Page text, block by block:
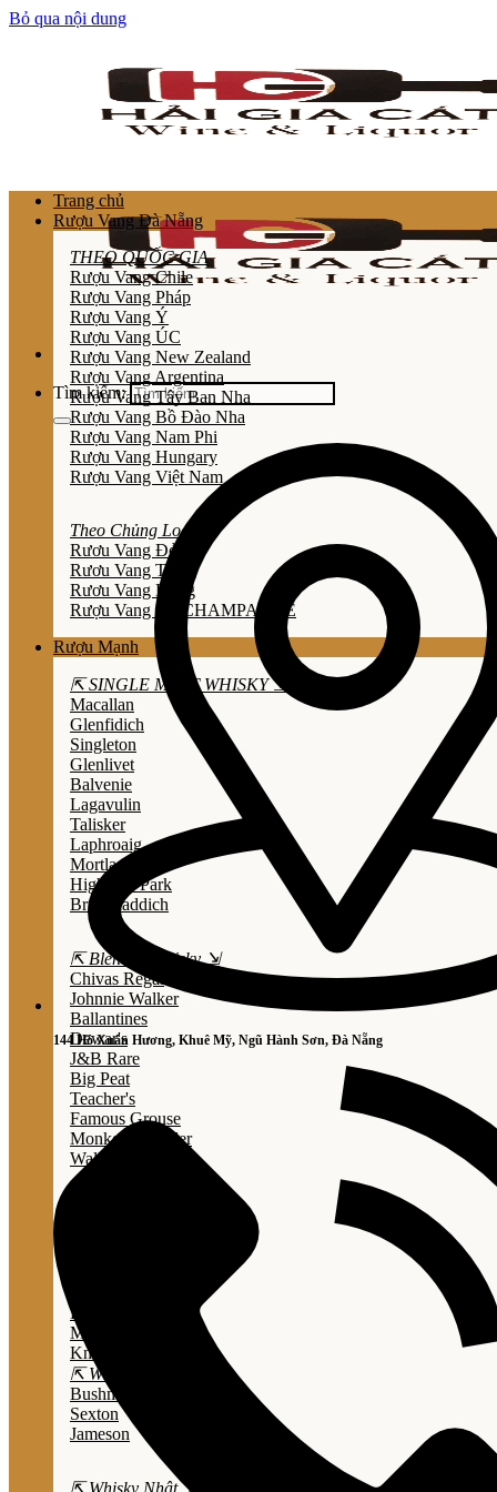
Bỏ qua nội dung
Tìm kiếm:
144 Hồ Xuân Hương, Khuê Mỹ, Ngũ Hành Sơn, Đà Nẵng
Trang chủ
Rượu Vang Đà Nẵng
THEO QUỐC GIA
Rượu Vang Chile
Rượu Vang Pháp
Rượu Vang Ý
Rượu Vang ÚC
Rượu Vang New Zealand
Rượu Vang Argentina
Rượu Vang Tây Ban Nha
Rượu Vang Bồ Đào Nha
Rượu Vang Nam Phi
Rượu Vang Hungary
Rượu Vang Việt Nam
Theo Chủng Loại
Rươu Vang Đỏ
Rươu Vang Trắng
Rươu Vang Hồng
Rượu Vang Nổ/CHAMPAGNE
Rượu Mạnh
⇱ SINGLE MALT WHISKY ⇲
Macallan
Glenfidich
Singleton
Glenlivet
Balvenie
Lagavulin
Talisker
Laphroaig
Mortlach
Highland Park
Bruichladdich
⇱ Blended Whisky ⇲
Chivas Regal
Johnnie Walker
Ballantines
Dewar's
J&B Rare
Big Peat
Teacher's
Famous Grouse
Monkey Shouder
Wall Street
Evan Williams
Marker's Mark
Knob Creek
⇱ Whiskey Ailen ⇲
Bushmills
Sexton
Jameson
⇱ Whisky Nhật ⇲